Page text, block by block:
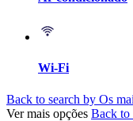
Wi-Fi
Back to search by Os
Ver mais opções Back to